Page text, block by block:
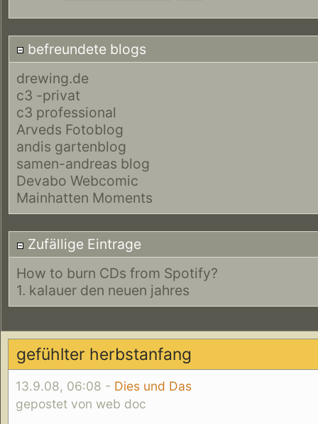
befreundete blogs
drewing.de
c3 -privat
c3 professional
Arveds Fotoblog
andis gartenblog
samen-andreas blog
Devabo Webcomic
Mainhatten Moments
Zufällige Eintrage
How to burn CDs from Spotify?
1. kalauer den neuen jahres
gefühlter herbstanfang
13.9.08, 06:08 - Dies und Das
gepostet von web doc